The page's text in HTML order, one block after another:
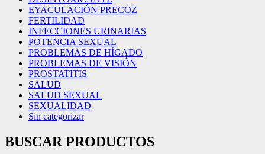
EYACULACIÓN PRECOZ
FERTILIDAD
INFECCIONES URINARIAS
POTENCIA SEXUAL
PROBLEMAS DE HÍGADO
PROBLEMAS DE VISIÓN
PROSTATITIS
SALUD
SALUD SEXUAL
SEXUALIDAD
Sin categorizar
BUSCAR PRODUCTOS